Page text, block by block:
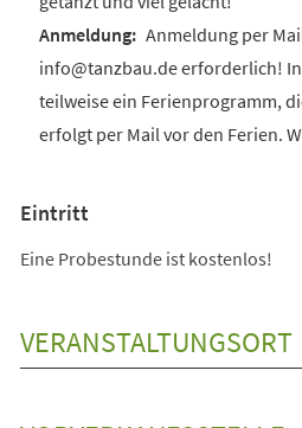
Anmeldung per
info@tanzbau.de erforderlich!
teilweise ein Ferienprogramm,
erfolgt per Mail vor den Ferien.
Eintritt
Eine Probestunde ist kostenlos!
VERANSTALTUNGSORT